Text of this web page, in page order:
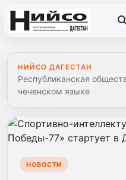
НИЙСО ДАГЕСТАН
Республиканская
чеченском языке
НОВОСТИ